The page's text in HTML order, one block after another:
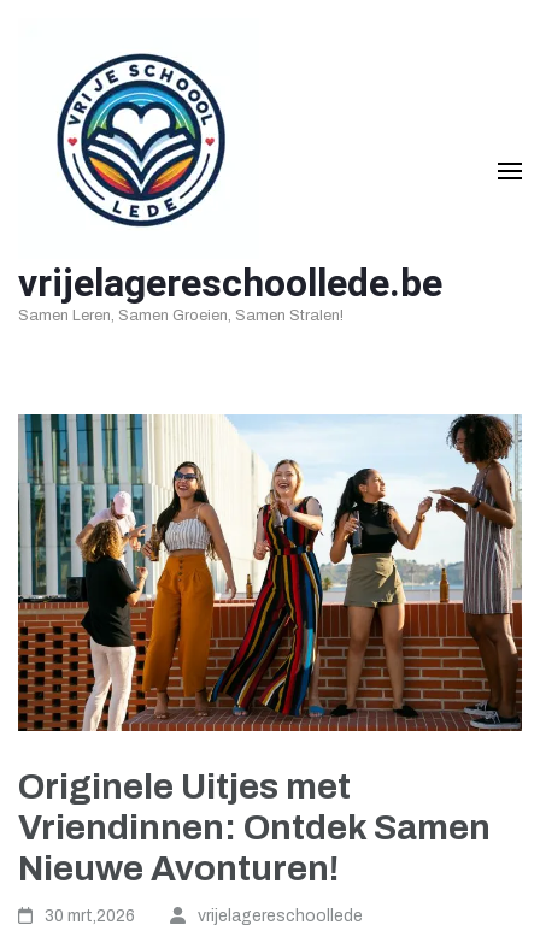
inhoud
vrijelagereschoollede.be
Samen Leren, Samen Groeien, Samen Stralen!
Originele Uitjes met
Vriendinnen: Ontdek Samen
Nieuwe Avonturen!
30 mrt,2026
vrijelagereschoollede